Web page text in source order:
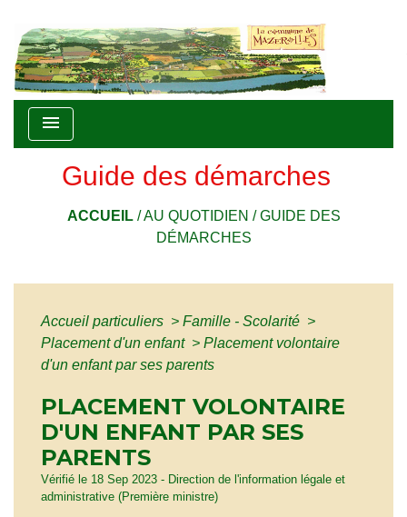
menu
Guide des démarches
ACCUEIL/AU QUOTIDIEN /GUIDE DES
DÉMARCHES
Accueil particuliers > Famille - Scolarité >
Placement d'un enfant > Placement volontaire
d'un enfant par ses parents
PLACEMENT VOLONTAIRE
D'UN ENFANT PAR SES
PARENTS
Vérifié le 18 Sep 2023 - Direction de l'information légale et
administrative (Première ministre)